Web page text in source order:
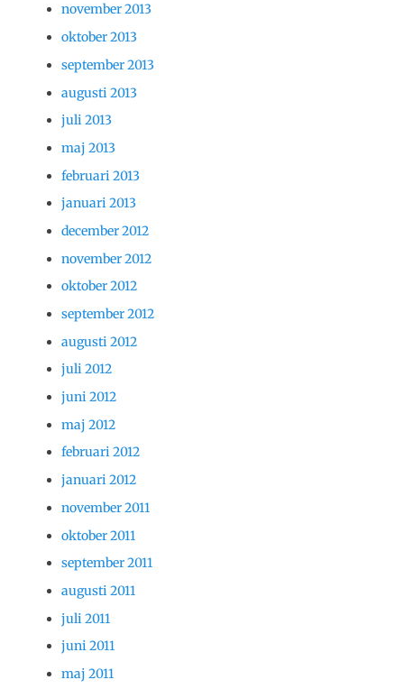
november 2013
oktober 2013
september 2013
augusti 2013
juli 2013
maj 2013
februari 2013
januari 2013
december 2012
november 2012
oktober 2012
september 2012
augusti 2012
juli 2012
juni 2012
maj 2012
februari 2012
januari 2012
november 2011
oktober 2011
september 2011
augusti 2011
juli 2011
juni 2011
maj 2011